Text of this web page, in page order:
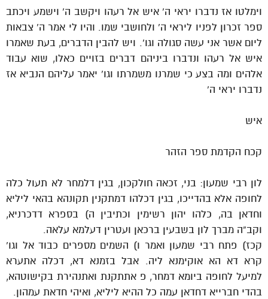
וימלטו אז נדברו יראי ה’ איש אל רעהו ויקשב ה’ וישמע ויכתב
ספר זכרון לפניו ליראי ה’ ולחושבי שמו. והיו לי אמר ה’ צבאות
ליום אשר אני עשה סגולה וגו’. ויש להבין הדברים, בעת שאמרו
איש אל רעהו ונדברו ביניהם דברים בזויים כאלו, שוא עבוד
אלהים ומה בצע כי שמרנו משמרתו וגו’ יאמר עליהם הנביא אז
נדברו יראי ה’
איש
קכח הקדמת ספר הזהר
לון רבי שמעון: בני, זכאה חולקכון, בגין דלמחר לא תעול כלה
לחופה אלא בהדייכו, בגין דכלהו דמתקנין תקונהא בהאי ליליא
וחדאן בה, כלהו יהון רשימין וכתיבין ה) בספרא דדכרניא,
וקב”ה מברך לון בשבעין ברכאן ועטרין דעלמא עלאה.
קכז) פתח רבי שמעון ואמר ו) השמים מספרים כבוד אל וגו’
קרא דא הא אוקימנא ליה. אבל בזמנא דא, דכלה אתערא
למיעל לחופה ביומא דמחר, פ אתתקנת ואתנהירת בקישוטהא,
בהדי חברייא דחדאן עמה כל ההיא ליליא, ואיהי חדאת עמהון.